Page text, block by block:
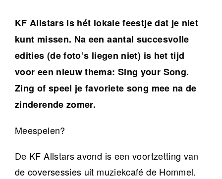
KF Allstars is hét lokale feestje dat je niet
kunt missen. Na een aantal succesvolle
edities (de foto’s liegen niet) is het tijd
voor een nieuw thema: Sing your Song.
Zing of speel je favoriete song mee na de
zinderende zomer.
Meespelen?
De KF Allstars avond is een voortzetting van
de coversessies uit muziekcafé de Hommel.